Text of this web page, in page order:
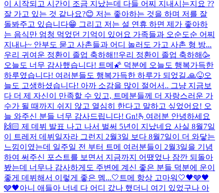
이 시작되고 시간이 조금 지났는데 다들 어찌 지내시는지요 ??
잘 가고 있는 것 같나요?😊 저는 좋아하는 것을 하며 저를 잘
돌봐주고 있습니다😁 그리고 저는 설 연휴 하면 제가 좋아하
는 음식만 엄청 먹었던 기억이 있어요 가족들과 오순도순 어찌
지내나~ 안부도 묻고 사촌들과 어디 놀러도 가고 사촌 형 방...
우리 귀여운 정환이 졸업 축하해!!우리 정환이 졸업 축하해🥳
오늘도 너무 감사했습니다! 트메🌠 덕분에 오늘도 행복가득한
하루였습니다! 여러분들도 행복가득한 하루가 되었길.🙏😝오
늘도 고생하셨습니다! 아까 소감을 많이 절어서.. 그냥 지금보
다 더 제 자신이 만족할 수 있고, 트메분들께 더 자랑스러운 가
수가 될 때까지 쉬지 않고 열심히 한다고 말하고 싶었어요! 오
늘 와주신 분들 너무 감사드립니다! Gn!🫰 여러분 안녕하세요
🙌🏻 제 데뷔 발표 나고 나서 벌써 5년이 지났네요 사실 8월7일
이 트레저 데뷔일자라 그런지 2월3일 보다 8월7일이 더 와닿는
느낌이였는데 일주일 전 부터 트메 여러분들이 2월3일을 기념
하여 써주신 포스트를 보면서 지금까지 어땠었나 잠깐 되돌아
봤는데 너무나 감사하게도 주변에 계신 좋은 분들 덕분에 운이
좋게 데뷔해서 이렇게 좋은 멤...🤍트메 항상 고마워🤍🖤🩶🖤
🩶🖤아니 애들아 너네 다 어디 갔나 했더니 여기 있었구나 아